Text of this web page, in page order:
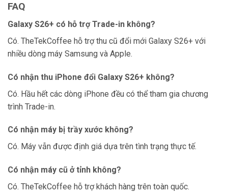
FAQ
Galaxy S26+ có hỗ trợ Trade-in không?
Có. TheTekCoffee hỗ trợ thu cũ đổi mới Galaxy S26+ với
nhiều dòng máy Samsung và Apple.
Có nhận thu iPhone đổi Galaxy S26+ không?
Có. Hầu hết các dòng iPhone đều có thể tham gia chương
trình Trade-in.
Có nhận máy bị trầy xước không?
Có. Máy vẫn được định giá dựa trên tình trạng thực tế.
Có nhận máy cũ ở tỉnh không?
Có. TheTekCoffee hỗ trợ khách hàng trên toàn quốc.